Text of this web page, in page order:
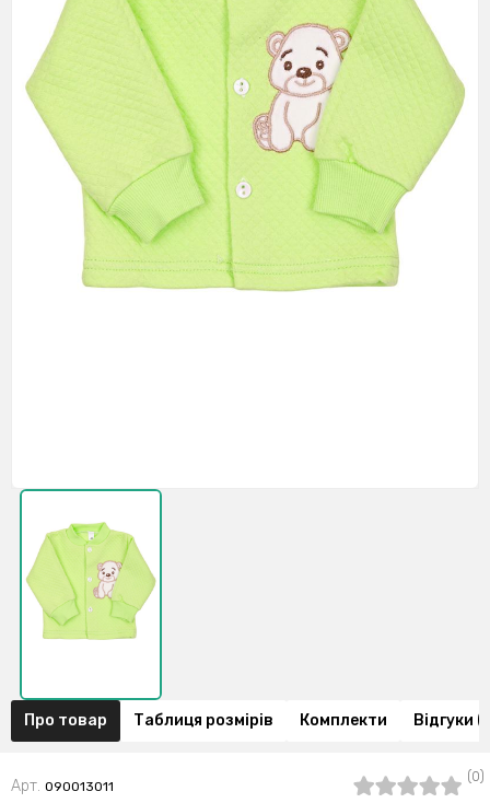
Про товар Таблиця розмірів Комплекти Відгуки
Арт. 090013011
(0)